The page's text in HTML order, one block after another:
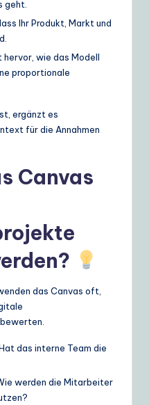
geht.
Ihr Produkt, Markt und
hervor, wie das Modell
proportionale
ergänzt es
für die Annahmen
Canvas
das Canvas oft,
das interne Team die
werden die Mitarbeiter